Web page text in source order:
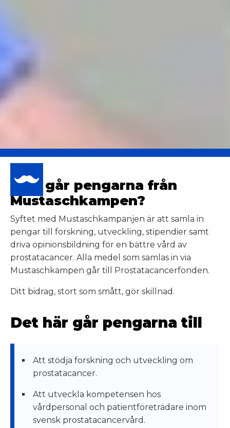
Vart går pengarna från
Mustaschkampen?
Syftet med Mustaschkampanjen är att samla in
pengar till forskning, utveckling, stipendier samt
driva opinionsbildning för en bättre vård av
prostatacancer. Alla medel som samlas in via
Mustaschkampen går till Prostatacancerfonden.
Ditt bidrag, stort som smått, gör skillnad.
Det här går pengarna till
Att stödja forskning och utveckling om
prostatacancer.
Att utveckla kompetensen hos
vårdpersonal och patientföreträdare inom
svensk prostatacancervård.